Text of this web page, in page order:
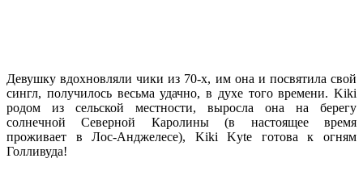
Девушку вдохновляли чики из 70-х, им она и посвятила свой
сингл, получилось весьма удачно, в духе того времени. Kiki
родом из сельской местности, выросла она на берегу
солнечной Северной Каролины (в настоящее время
проживает в Лос-Анджелесе), Kiki Kyte готова к огням
Голливуда!